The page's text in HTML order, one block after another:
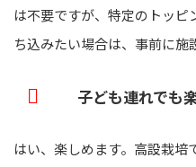
は不要ですが、特定のトッ
ち込みたい場合は、事前に施
子ども連れでも
はい、楽しめます。高設栽